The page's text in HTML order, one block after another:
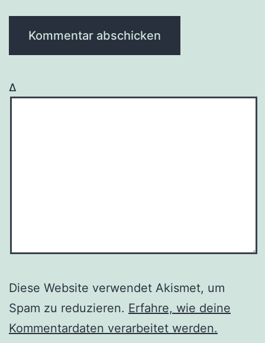
Δ
Diese Website verwendet Akismet, um
Spam zu reduzieren. Erfahre, wie deine
Kommentardaten verarbeitet werden.